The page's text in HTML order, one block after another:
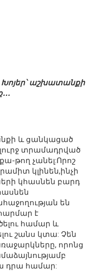
Խոյեր՝ աշխատանքի
և ցանկացած
տրամադրված
թող չանել:Որոշ
կլինեն,ինչի
կհասնեն բարդ
են
է
համար և
շանս կտա: Չեն
որոնց
դրա համար: